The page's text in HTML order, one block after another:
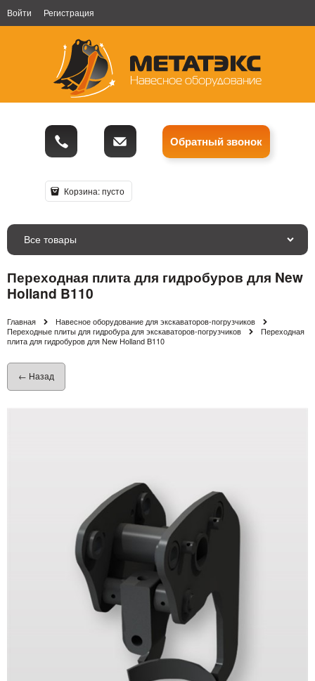
Войти Регистрация
Обратный звонок
Корзина:пусто
Все товары
Переходная плита для гидробуров для New
Holland B110
Главная
Навесное оборудование для экскаваторов-погрузчиков
Переходные плиты для гидробура для экскаваторов-погрузчиков
Переходная
плита для гидробуров для New Holland B110
← Назад